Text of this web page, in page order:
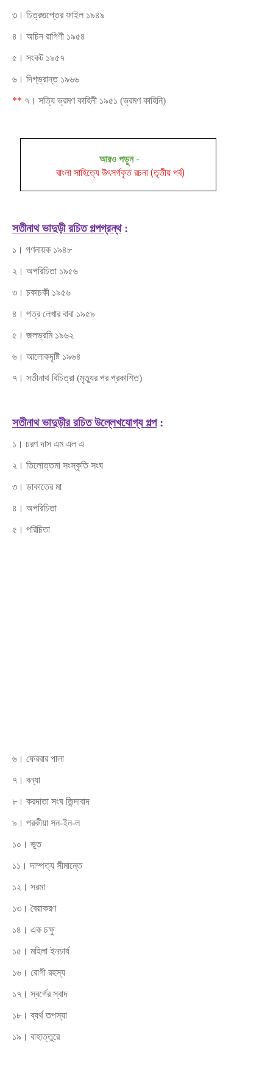
৩। চিত্রগুপ্তের ফাইল ১৯৪৯
৪। অচিন রাগিণী ১৯৫৪
৫। সংকট ১৯৫৭
৬। দিগ্‌ভ্রান্ত ১৯৬৬
** ৭। সত্যি ভ্রমণ কাহিনী ১৯৫১ (ভ্রমণ কাহিনি)
আরও পড়ুন -
বাংলা সাহিত্যে উৎসর্গকৃত রচনা (তৃতীয় পর্ব)
সতীনাথ ভাদুড়ী রচিত গল্পগ্রন্থ:
১। গণনায়ক ১৯৪৮
২। অপরিচিতা ১৯৫৬
৩। চকাচকী ১৯৫৬
৪। পত্র লেখার বাবা ১৯৫৯
৫। জলভ্রমি ১৯৬২
৬। আলোকদৃষ্টি ১৯৬৪
৭। সতীনাথ বিচিত্রা (মৃত্যুর পর প্রকাশিত)
সতীনাথ ভাদুড়ীর রচিত উল্লেখযোগ্য গল্প:
১। চরণ দাস এম এল এ
২। তিলোত্তমা সংস্কৃতি সংঘ
৩। ডাকাতের মা
৪। অপরিচিতা
৫। পরিচিতা
৬। ফেরবার পালা
৭। বন্যা
৮। করদাতা সংঘ জিন্দাবাদ
৯। পরকীয়া সন-ইন-ল
১০। ভূত
১১। দাম্পত্য সীমান্তে
১২। সরমা
১৩। বৈয়াকরণ
১৪। এক চক্ষু
১৫। মহিলা ইনচার্য
১৬। রোগী রহস্য
১৭। স্বর্গের স্বাদ
১৮। ব্যর্থ তপস্যা
১৯। বাহাত্তুরে